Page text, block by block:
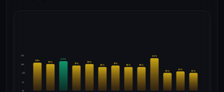
24%
18%
12%
6%
0%
19%
18%
20%
17%
18%
16%
17%
16% 16%
22%
12%
13%
12%